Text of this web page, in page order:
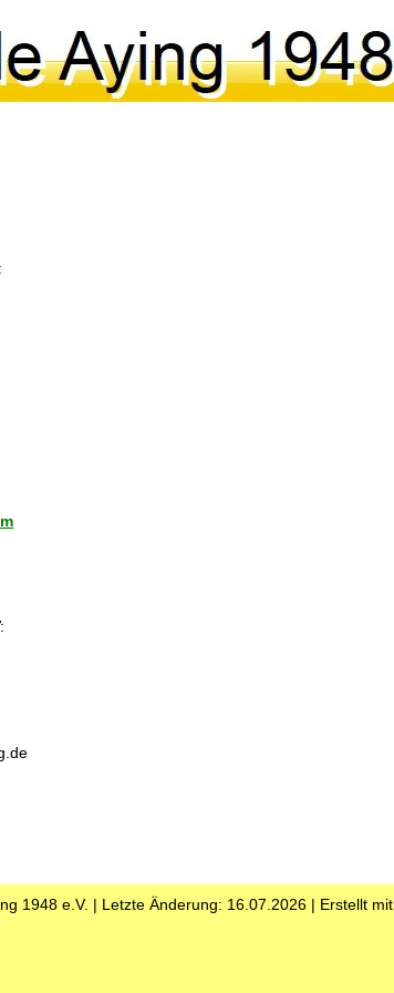
1948 e.V. | Letzte Änderung: 16.07.2026 | Erstellt mit